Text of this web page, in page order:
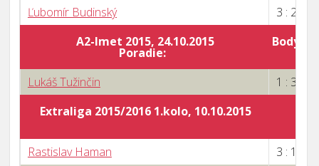
Ľubomír Budinský
3 : 2
A2-Imet 2015, 24.10.2015
Poradie:
Body
Lukáš Tužinčin
1 : 3
Extraliga 2015/2016 1.kolo, 10.10.2015
Rastislav Haman
3 : 1